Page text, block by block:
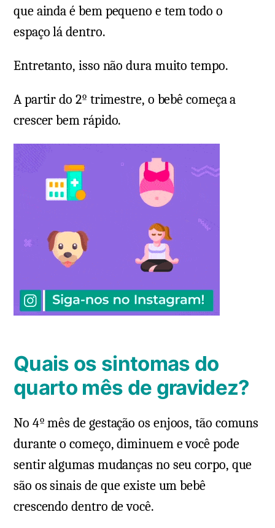
que ainda é bem pequeno e tem todo o
espaço lá dentro.
Entretanto, isso não dura muito tempo.
A partir do 2º trimestre, o bebê começa a
crescer bem rápido.
Quais os sintomas do
quarto mês de gravidez?
No 4º mês de gestação os enjoos, tão comuns
durante o começo, diminuem e você pode
sentir algumas mudanças no seu corpo, que
são os sinais de que existe um bebê
crescendo dentro de você.